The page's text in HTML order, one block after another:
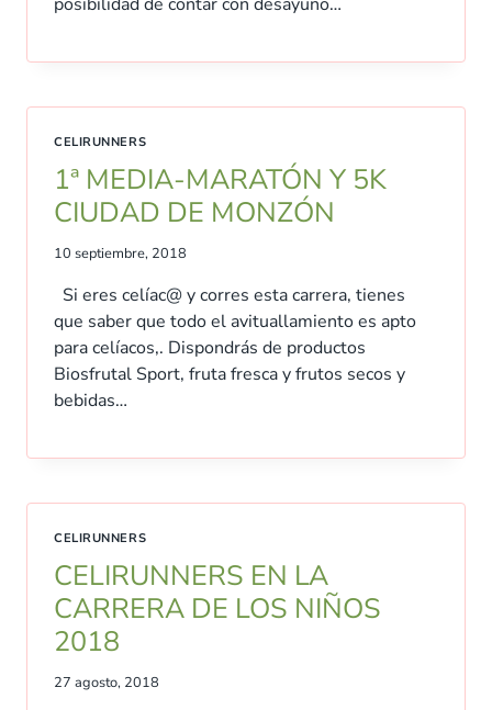
CELIRUNNERS
1ª MEDIA-MARATÓN Y 5K
CIUDAD DE MONZÓN
10 septiembre, 2018
Si eres celíac@ y corres esta carrera, tienes
que saber que todo el avituallamiento es apto
para celíacos,. Dispondrás de productos
Biosfrutal Sport, fruta fresca y frutos secos y
bebidas…
CELIRUNNERS
CELIRUNNERS EN LA
CARRERA DE LOS NIÑOS
2018
27 agosto, 2018